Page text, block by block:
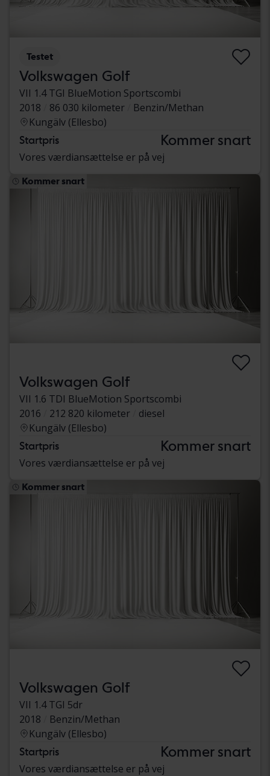
Testet
Volkswagen Golf
VII 1.4 TGI BlueMotion Sportscombi
2018
86 030 kilometer
Benzin/Methan
Kungälv (Ellesbo)
Startpris Kommer snart
Vores værdiansættelse er på vej
Kommer snart
Volkswagen Golf
VII 1.6 TDI BlueMotion Sportscombi
2016
212 820 kilometer
diesel
Kungälv (Ellesbo)
Startpris Kommer snart
Vores værdiansættelse er på vej
Kommer snart
Volkswagen Golf
VII 1.4 TGI 5dr
2018
Benzin/Methan
Kungälv (Ellesbo)
Startpris Kommer snart
Vores værdiansættelse er på vej